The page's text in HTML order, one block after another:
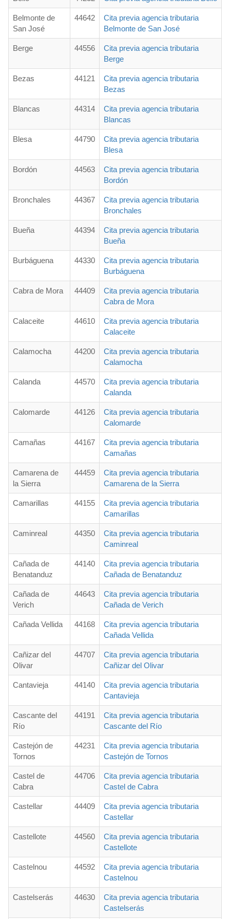
Belmonte de
San José
44642
Cita previa agencia tributaria
Belmonte de San José
Berge 44556
Cita previa agencia tributaria
Berge
Bezas 44121
Cita previa agencia tributaria
Bezas
Blancas 44314
Cita previa agencia tributaria
Blancas
Blesa 44790
Cita previa agencia tributaria
Blesa
Bordón 44563
Cita previa agencia tributaria
Bordón
Bronchales 44367
Cita previa agencia tributaria
Bronchales
Bueña 44394
Cita previa agencia tributaria
Bueña
Burbáguena 44330
Cita previa agencia tributaria
Burbáguena
Cabra de Mora 44409
Cita previa agencia tributaria
Cabra de Mora
Calaceite 44610
Cita previa agencia tributaria
Calaceite
Calamocha 44200
Cita previa agencia tributaria
Calamocha
Calanda 44570
Cita previa agencia tributaria
Calanda
Calomarde 44126
Cita previa agencia tributaria
Calomarde
Camañas 44167
Cita previa agencia tributaria
Camañas
Camarena de
la Sierra
44459
Cita previa agencia tributaria
Camarena de la Sierra
Camarillas 44155
Cita previa agencia tributaria
Camarillas
Caminreal 44350
Cita previa agencia tributaria
Caminreal
Cañada de
Benatanduz
44140
Cita previa agencia tributaria
Cañada de Benatanduz
Cañada de
Verich
44643
Cita previa agencia tributaria
Cañada de Verich
Cañada Vellida 44168
Cita previa agencia tributaria
Cañada Vellida
Cañizar del
Olivar
44707
Cita previa agencia tributaria
Cañizar del Olivar
Cantavieja 44140
Cita previa agencia tributaria
Cantavieja
Cascante del
Río
44191
Cita previa agencia tributaria
Cascante del Río
Castejón de
Tornos
44231
Cita previa agencia tributaria
Castejón de Tornos
Castel de
Cabra
44706
Cita previa agencia tributaria
Castel de Cabra
Castellar 44409
Cita previa agencia tributaria
Castellar
Castellote 44560
Cita previa agencia tributaria
Castellote
Castelnou 44592
Cita previa agencia tributaria
Castelnou
Castelserás 44630
Cita previa agencia tributaria
Castelserás